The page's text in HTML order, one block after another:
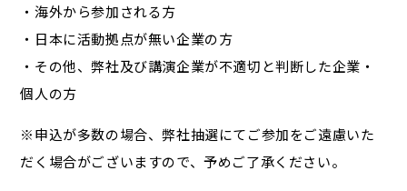
・海外から参加される方
・日本に活動拠点が無い企業の方
・その他、弊社及び講演企業が不適切と判断した企業・
個人の方
※申込が多数の場合、弊社抽選にてご参加をご遠慮いた
だく場合がございますので、予めご了承ください。